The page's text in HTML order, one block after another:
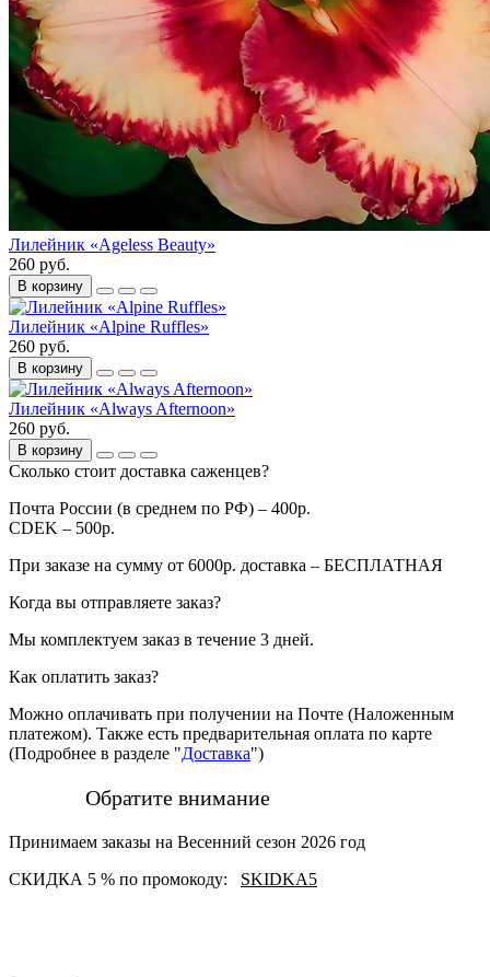
Лилейник «Ageless Beauty»
260 руб.
В корзину
Лилейник «Alpine Ruffles»
260 руб.
В корзину
Лилейник «Always Afternoon»
260 руб.
В корзину
Сколько стоит доставка саженцев?
Почта России (в среднем по РФ) – 400р.
CDEK – 500р.
При заказе на сумму от 6000р. доставка – БЕСПЛАТНАЯ
Когда вы отправляете заказ?
Мы комплектуем заказ в течение 3 дней.
Как оплатить заказ?
Можно оплачивать при получении на Почте (Наложенным
платежом). Также есть предварительная оплата по карте
(Подробнее в разделе "Доставка")
Обратите внимание
Принимаем заказы на Весенний сезон 2026 год
СКИДКА 5 % по промокоду: SKIDKA5